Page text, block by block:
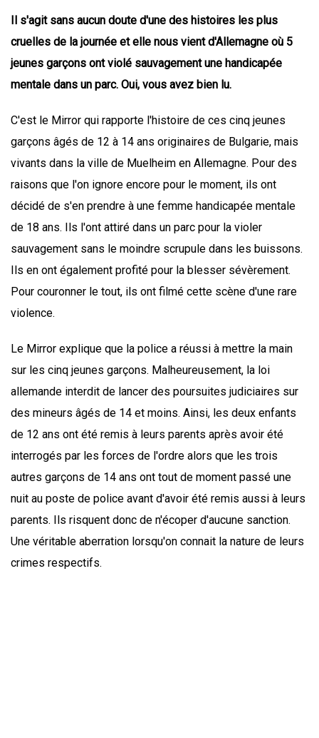
Il s'agit sans aucun doute d'une des histoires les plus
cruelles de la journée et elle nous vient d'Allemagne où 5
jeunes garçons ont violé sauvagement une handicapée
mentale dans un parc. Oui, vous avez bien lu.
C'est le Mirror qui rapporte l'histoire de ces cinq jeunes
garçons âgés de 12 à 14 ans originaires de Bulgarie, mais
vivants dans la ville de Muelheim en Allemagne. Pour des
raisons que l'on ignore encore pour le moment, ils ont
décidé de s'en prendre à une femme handicapée mentale
de 18 ans. Ils l'ont attiré dans un parc pour la violer
sauvagement sans le moindre scrupule dans les buissons.
Ils en ont également profité pour la blesser sévèrement.
Pour couronner le tout, ils ont filmé cette scène d'une rare
violence.
Le Mirror explique que la police a réussi à mettre la main
sur les cinq jeunes garçons. Malheureusement, la loi
allemande interdit de lancer des poursuites judiciaires sur
des mineurs âgés de 14 et moins. Ainsi, les deux enfants
de 12 ans ont été remis à leurs parents après avoir été
interrogés par les forces de l'ordre alors que les trois
autres garçons de 14 ans ont tout de moment passé une
nuit au poste de police avant d'avoir été remis aussi à leurs
parents. Ils risquent donc de n'écoper d'aucune sanction.
Une véritable aberration lorsqu'on connait la nature de leurs
crimes respectifs.